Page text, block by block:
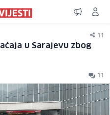
11
u Sarajevu zbog
11